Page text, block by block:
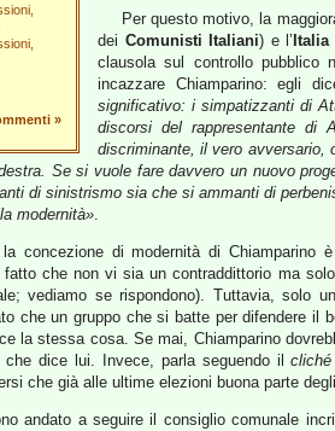
»
Per questo motivo, la
dei Comunisti Italiani) e l’
clausola sul controllo
incazzare Chiamparino: egli
significativo: i simpatizzanti di
discorsi del rappresentante
discriminante, il vero avversario,
Se si vuole fare davvero un nuovo
di sinistrismo sia che si ammanti di
modernità».
la concezione di modernità di
fatto che non vi sia un contraddittorio ma
vediamo se rispondono). Tuttavia, solo
che un gruppo che si batte per difendere il
la stessa cosa. Se mai, Chiamparino
che dice lui. Invece, parla seguendo ilcliché
che già alle ultime elezioni buona parte
andato a seguire il consiglio comunale